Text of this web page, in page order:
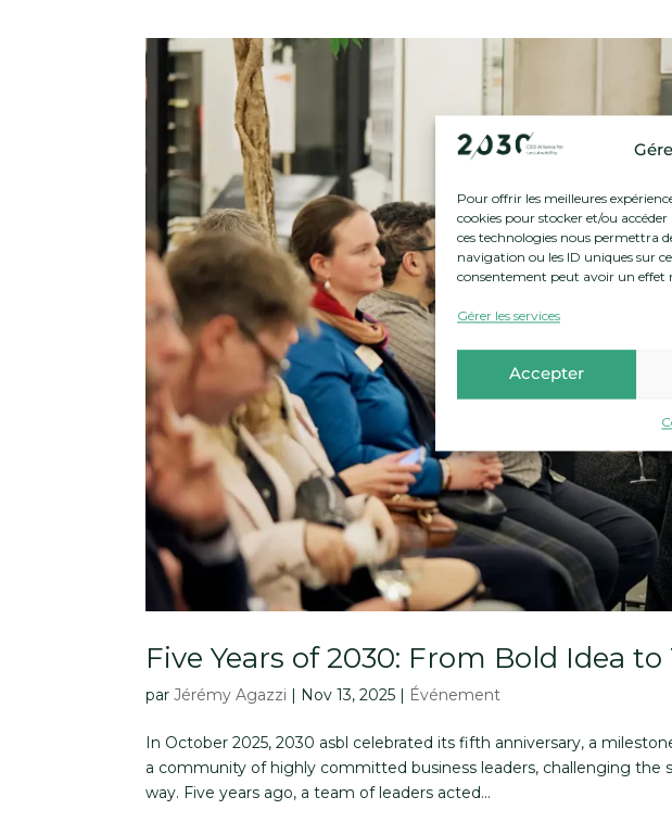
Pour offrir les meilleures
cookies pour stocker et/ou
ces technologies nous permettra
navigation ou les ID uniques sur
consentement peut avoir un effet
Gérer les services
Accepter
Five Years of 2030: From Bold Idea
parJérémy Agazzi | Nov 13, 2025 | Événement
In October 2025, 2030 asbl celebrated its fifth anniversary, a
a community of highly committed business leaders, challenging the
way. Five years ago, a team of leaders acted...